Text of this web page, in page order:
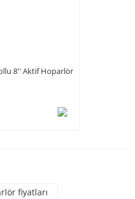
8'' Aktif Hoparlör
fiyatları